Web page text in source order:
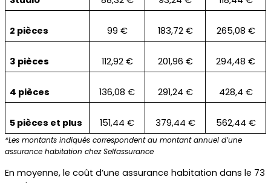
2 pièces 99 € 183,72 € 265,08 €
3 pièces 112,92 € 201,96 € 294,48 €
4 pièces 136,08 € 291,24 € 428,4 €
5 pièces et plus 151,44 € 379,44 € 562,44 €
*Les montants indiqués correspondent au montant annuel d’une
assurance habitation chez Selfassurance
En moyenne, le coût d’une assurance habitation dans le 73